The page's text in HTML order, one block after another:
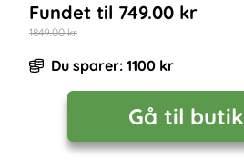
Fundet til 749.00 kr
1849.00kr
Du sparer: 1100 kr
Gå til butik